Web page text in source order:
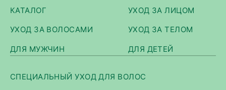
КАТАЛОГ УХОД ЗА ЛИЦОМ
УХОД ЗА ВОЛОСАМИ УХОД ЗА ТЕЛОМ
ДЛЯ МУЖЧИН ДЛЯ ДЕТЕЙ
СПЕЦИАЛЬНЫЙ УХОД ДЛЯ ВОЛОС